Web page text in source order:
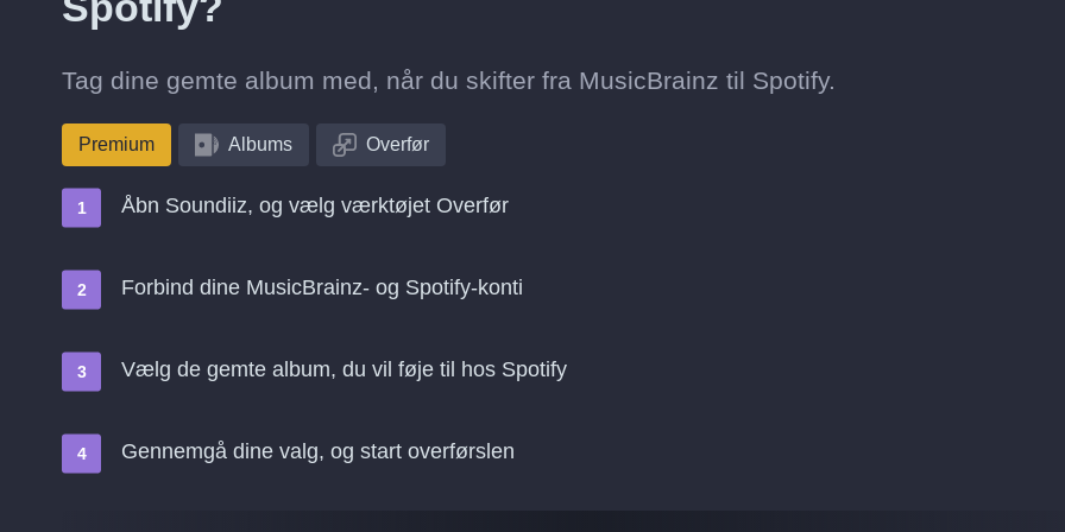
Tag dine gemte album med, når du skifter fra MusicBrainz til Spotify.
Premium Albums Overfør
Åbn Soundiiz, og vælg værktøjet Overfør
Forbind dine MusicBrainz- og Spotify-konti
Vælg de gemte album, du vil føje til hos Spotify
Gennemgå dine valg, og start overførslen